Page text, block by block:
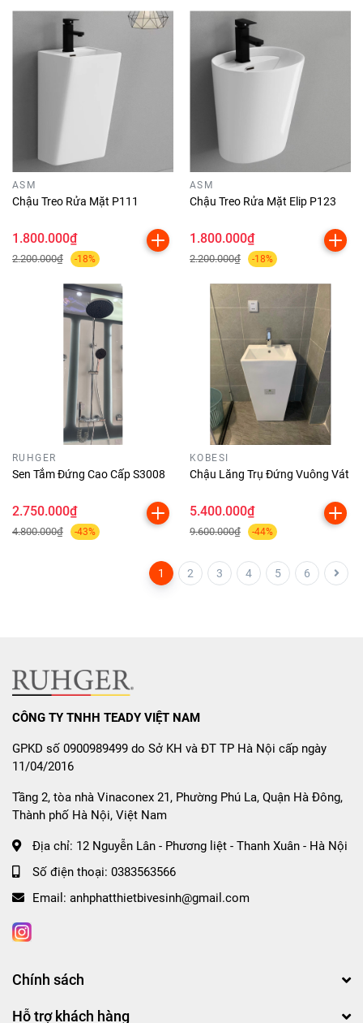
ASM
Chậu Treo Rửa Mặt P111
1.800.000₫
2.200.000₫ -18%
ASM
Chậu Treo Rửa Mặt Elip P123
1.800.000₫
2.200.000₫ -18%
RUHGER
Sen Tắm Đứng Cao Cấp S3008
2.750.000₫
4.800.000₫ -43%
KOBESI
Chậu Lăng Trụ Đứng Vuông Vát
5.400.000₫
9.600.000₫ -44%
1 2 3 4 5 6
CÔNG TY TNHH TEADY VIỆT NAM
GPKD số 0900989499 do Sở KH và ĐT TP Hà Nội cấp ngày
11/04/2016
Tầng 2, tòa nhà Vinaconex 21, Phường Phú La, Quận Hà Đông,
Thành phố Hà Nội, Việt Nam
Địa chỉ: 12 Nguyễn Lân - Phương liệt - Thanh Xuân - Hà Nội
Số điện thoại: 0383563566
Email: anhphatthietbivesinh@gmail.com
Chính sách
Hỗ trợ khách hàng